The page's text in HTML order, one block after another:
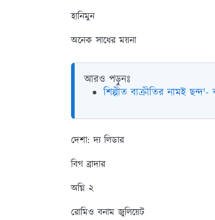
হানিমুন
অনেক সাধের ময়না
আরও পড়ুনঃ
শিল্পীত বাক্রীতির নামই ছন্দ'-
দেশা: দ্য লিডার
বিগ ব্রাদার
অগ্নি ২
রোমিও বনাম জুলিয়েট